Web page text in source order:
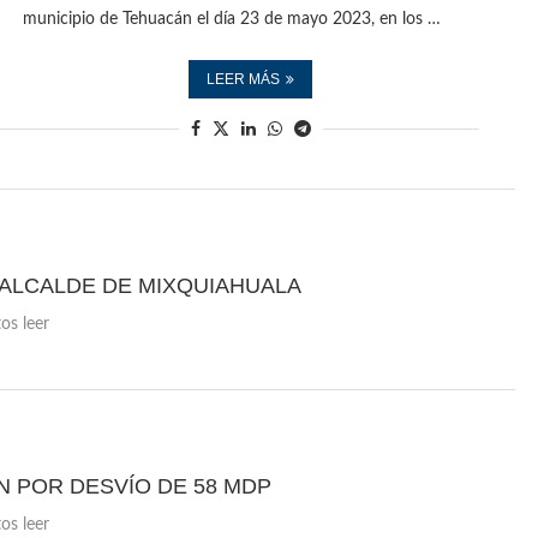
municipio de Tehuacán el día 23 de mayo 2023, en los …
LEER MÁS
DE MIXQUIAHUALA
leer
POR DESVÍO DE 58 MDP
leer